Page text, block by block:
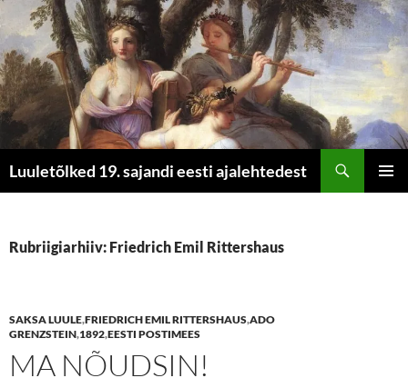
Luuletõlked 19. sajandi eesti ajalehtedest
Rubriigiarhiiv: Friedrich Emil Rittershaus
SAKSA LUULE,FRIEDRICH EMIL RITTERSHAUS,ADO
GRENZSTEIN,1892,EESTI POSTIMEES
MA NÕUDSIN!